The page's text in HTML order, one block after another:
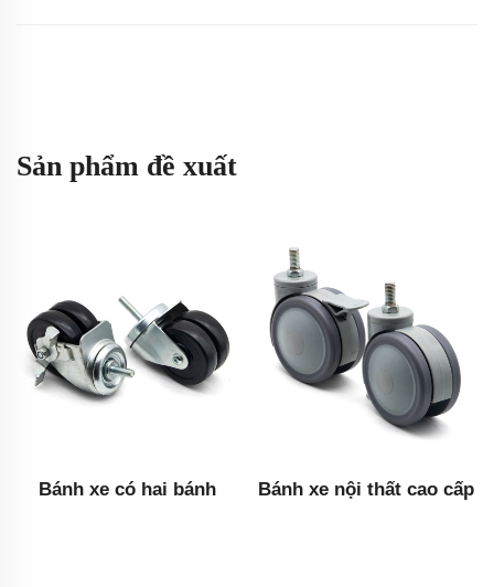
Sản phẩm đề xuất
Bánh xe nội thất cao cấp
Bánh xe bóng hợp kim